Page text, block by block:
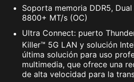
dispositivos ARGB
*Los dispositivos Gen2 solo
Soporta memoria DDR5, Dual
8800+ MT/s (OC)
Ultra Connect: puerto
Killer™ 5G LAN y solución
última solución para uso
multimedia, que ofrece una
de alta velocidad para la